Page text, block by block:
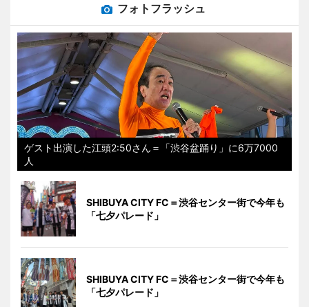
フォトフラッシュ
ゲスト出演した江頭2:50さん＝「渋谷盆踊り」に6万7000
人
SHIBUYA CITY FC＝渋谷センター街で今年も
「七夕パレード」
SHIBUYA CITY FC＝渋谷センター街で今年も
「七夕パレード」